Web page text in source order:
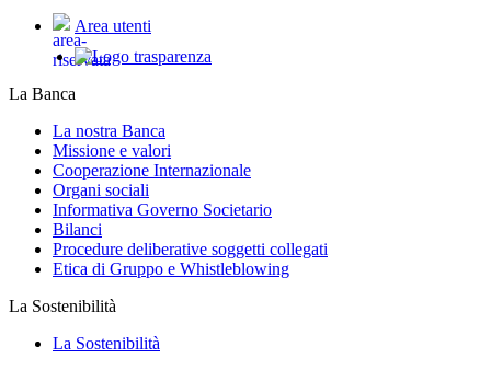
Area utenti
La Banca
La nostra Banca
Missione e valori
Cooperazione Internazionale
Organi sociali
Informativa Governo Societario
Bilanci
Procedure deliberative soggetti collegati
Etica di Gruppo e Whistleblowing
La Sostenibilità
La Sostenibilità